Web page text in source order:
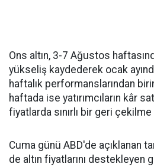
Ons altın, 3-7 Ağustos
yükseliş kaydederek ocak
haftalık performanslarından
haftada ise yatırımcıların kâr
fiyatlarda sınırlı bir geri
Cuma günü ABD'de açıklanan
de altın fiyatlarını destekleyen